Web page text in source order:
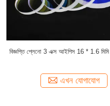
জেজিএস 1 কোয়ার্টজ 40 * 3 মিমি অপটিক্স
এখন যোগাযোগ